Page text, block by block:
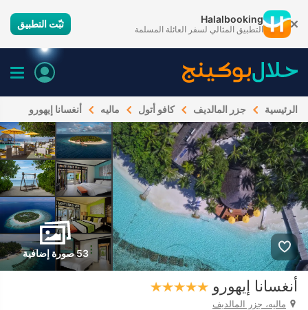
Halalbooking
التطبيق المثالي لسفر العائلة المسلمة ثبّت التطبيق
الرئيسية جزر المالديف كافو أتول ماليه أنغسانا إيهورو
53 صورة إضافية
أنغسانا إيهورو
ماليه، جزر المالديف